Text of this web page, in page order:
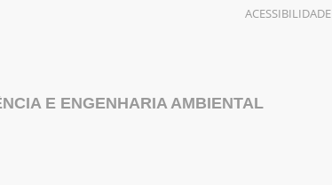
ACESSIBILIDADE
E ENGENHARIA AMBIENTAL